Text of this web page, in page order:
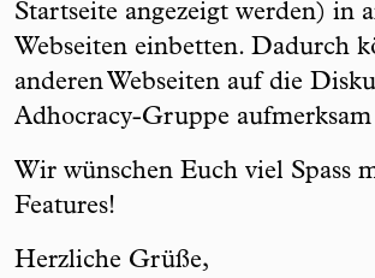
Startseite angezeigt werden) in
Webseiten einbetten. Dadurch
anderen Webseiten auf die
Adhocracy-Gruppe aufmerksam
Wir wünschen Euch viel Spass
Features!
Herzliche Grüße,